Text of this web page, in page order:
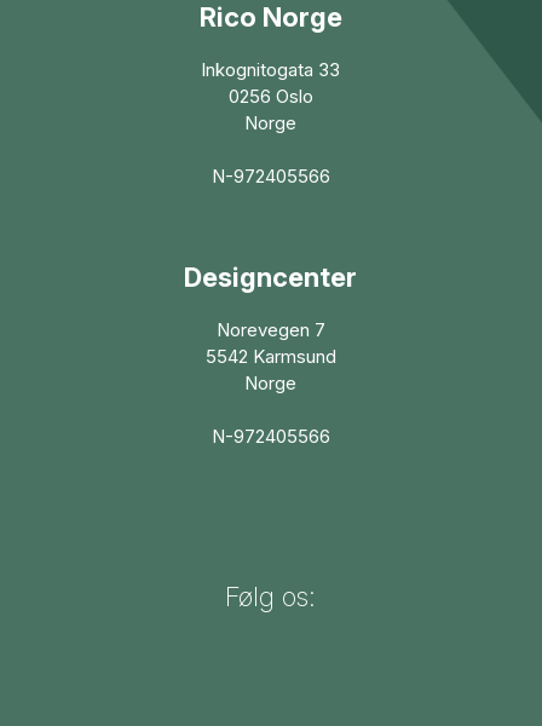
Rico Norge
Inkognitogata 33
0256 Oslo
Norge
N-972405566
Designcenter
Norevegen 7
5542 Karmsund
Norge
N-972405566
Følg os: